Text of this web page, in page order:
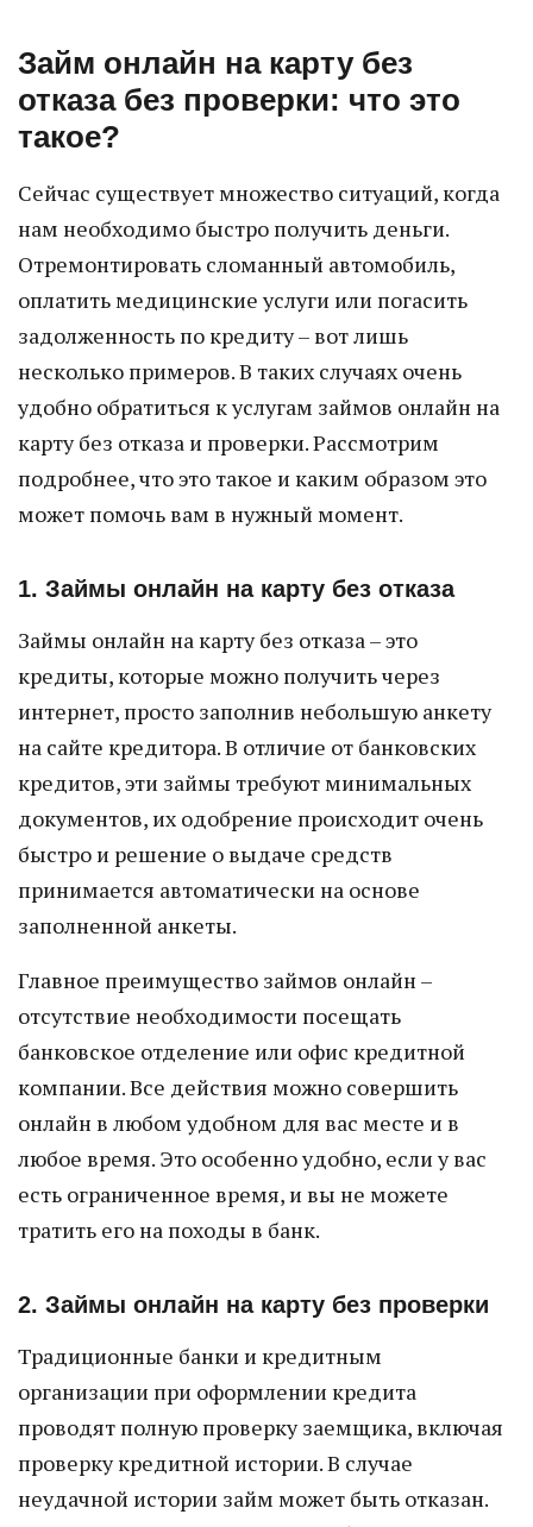
Займ онлайн на карту без
отказа без проверки: что это
такое?
Сейчас существует множество ситуаций, когда
нам необходимо быстро получить деньги.
Отремонтировать сломанный автомобиль,
оплатить медицинские услуги или погасить
задолженность по кредиту – вот лишь
несколько примеров. В таких случаях очень
удобно обратиться к услугам займов онлайн на
карту без отказа и проверки. Рассмотрим
подробнее, что это такое и каким образом это
может помочь вам в нужный момент.
1. Займы онлайн на карту без отказа
Займы онлайн на карту без отказа – это
кредиты, которые можно получить через
интернет, просто заполнив небольшую анкету
на сайте кредитора. В отличие от банковских
кредитов, эти займы требуют минимальных
документов, их одобрение происходит очень
быстро и решение о выдаче средств
принимается автоматически на основе
заполненной анкеты.
Главное преимущество займов онлайн –
отсутствие необходимости посещать
банковское отделение или офис кредитной
компании. Все действия можно совершить
онлайн в любом удобном для вас месте и в
любое время. Это особенно удобно, если у вас
есть ограниченное время, и вы не можете
тратить его на походы в банк.
2. Займы онлайн на карту без проверки
Традиционные банки и кредитным
организации при оформлении кредита
проводят полную проверку заемщика, включая
проверку кредитной истории. В случае
неудачной истории займ может быть отказан.